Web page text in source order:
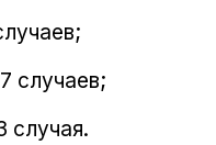
случаев;
случая.